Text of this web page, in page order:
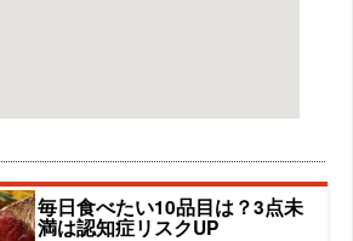
毎日食べたい10品目は？3点未
満は認知症リスクUP